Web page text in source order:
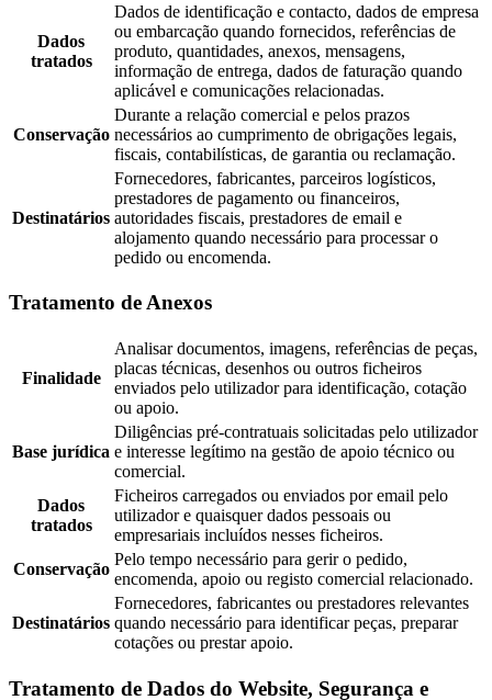
Dados
tratados
Dados de identificação e contacto, dados de empresa
ou embarcação quando fornecidos, referências de
produto, quantidades, anexos, mensagens,
informação de entrega, dados de faturação quando
aplicável e comunicações relacionadas.
Conservação
Durante a relação comercial e pelos prazos
necessários ao cumprimento de obrigações legais,
fiscais, contabilísticas, de garantia ou reclamação.
Destinatários
Fornecedores, fabricantes, parceiros logísticos,
prestadores de pagamento ou financeiros,
autoridades fiscais, prestadores de email e
alojamento quando necessário para processar o
pedido ou encomenda.
Tratamento de Anexos
Finalidade
Analisar documentos, imagens, referências de peças,
placas técnicas, desenhos ou outros ficheiros
enviados pelo utilizador para identificação, cotação
ou apoio.
Base jurídica
Diligências pré-contratuais solicitadas pelo utilizador
e interesse legítimo na gestão de apoio técnico ou
comercial.
Dados
tratados
Ficheiros carregados ou enviados por email pelo
utilizador e quaisquer dados pessoais ou
empresariais incluídos nesses ficheiros.
Conservação
Pelo tempo necessário para gerir o pedido,
encomenda, apoio ou registo comercial relacionado.
Destinatários
Fornecedores, fabricantes ou prestadores relevantes
quando necessário para identificar peças, preparar
cotações ou prestar apoio.
Tratamento de Dados do Website, Segurança e